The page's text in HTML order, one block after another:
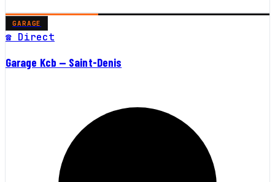
GARAGE
☎ Direct
Garage Kcb — Saint-Denis